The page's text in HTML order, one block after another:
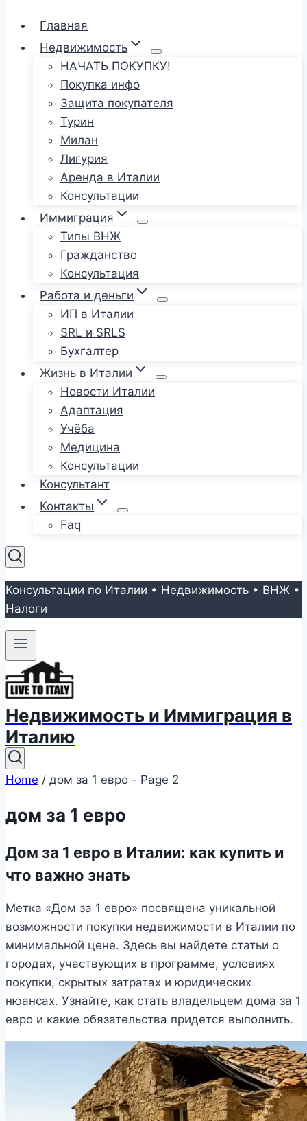
Главная
Недвижимость
НАЧАТЬ ПОКУПКУ!
Покупка инфо
Защита покупателя
Турин
Милан
Лигурия
Аренда в Италии
Консультации
Иммиграция
Типы ВНЖ
Гражданство
Консультация
Работа и деньги
ИП в Италии
SRL и SRLS
Бухгалтер
Жизнь в Италии
Новости Италии
Адаптация
Учёба
Медицина
Консультации
Консультант
Контакты
Faq
Консультации по Италии • Недвижимость • ВНЖ •
Налоги
Недвижимость и Иммиграция в
Италию
Home / дом за 1 евро - Page 2
дом за 1 евро
Дом за 1 евро в Италии: как купить и
что важно знать
Метка «Дом за 1 евро» посвящена уникальной
возможности покупки недвижимости в Италии по
минимальной цене. Здесь вы найдете статьи о
городах, участвующих в программе, условиях
покупки, скрытых затратах и юридических
нюансах. Узнайте, как стать владельцем дома за 1
евро и какие обязательства придется выполнить.